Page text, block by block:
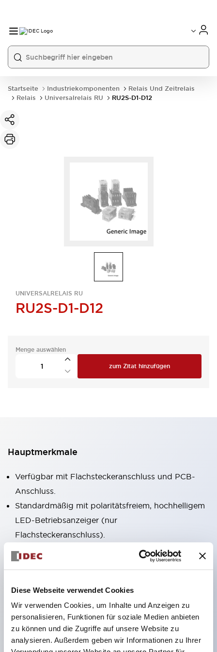
Diese Webseite verwendet Cookies
Wir verwenden Cookies, um Inhalte und Anzeigen zu
personalisieren, Funktionen für soziale Medien anbieten
zu können und die Zugriffe auf unsere Website zu
analysieren. Außerdem geben wir Informationen zu Ihrer
Startseite Industriekomponenten
Relais Und Zeitrelais
Relais
Universalrelais RU RU2S-D1-D12
UNIVERSALRELAIS RU
RU2S-D1-D12
Menge auswählen
zum Zitat hinzufügen
Hauptmerkmale
Verfügbar mit Flachsteckeranschluss und PCB-
Anschluss.
Standardmäßig mit polaritätsfreiem, hochhelligem
LED-Betriebsanzeiger (nur
Flachsteckeranschluss).
Verfügbar als RoHS-konformes Modell.
Mechanischer Indikator zur Bestätigung des
Flachsteckeranschluss).
Ausgestattet mit farbigem Rasthebel zur
Unterscheidung von AC- und DC-Spulen.
Eingesetztes Beschriftungsfeld (gelb). Auch vier